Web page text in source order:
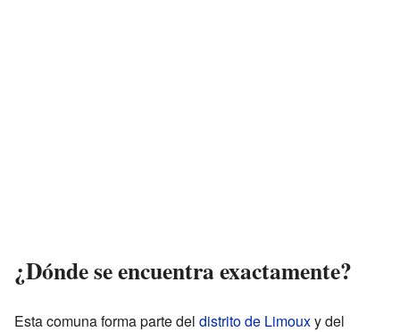
¿Dónde se encuentra exactamente?
Esta comuna forma parte del distrito de Limouxy del